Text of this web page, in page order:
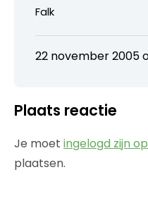
Falk
22 november 2005
Plaats reactie
Je moet ingelogd zijn op
plaatsen.